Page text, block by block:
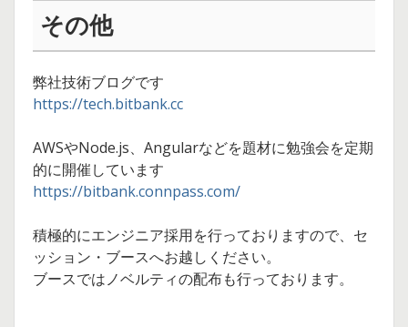
その他
弊社技術ブログです
https://tech.bitbank.cc
AWSやNode.js、Angularなどを題材に勉強会を定期
的に開催しています
https://bitbank.connpass.com/
積極的にエンジニア採用を行っておりますので、セ
ッション・ブースへお越しください。
ブースではノベルティの配布も行っております。